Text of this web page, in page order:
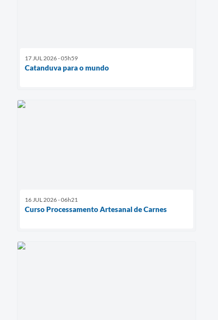
17 JUL 2026 - 05h59
Catanduva para o mundo
16 JUL 2026 - 06h21
Curso Processamento Artesanal de Carnes